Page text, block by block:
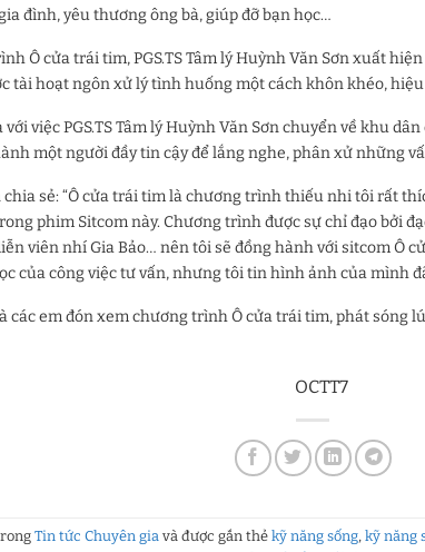
đình, yêu thương ông bà, giúp đỡ bạn học…
Ô cửa trái tim, PGS.TS Tâm lý Huỳnh Văn Sơn xuất
tài hoạt ngôn xử lý tình huống một cách khôn khéo, hiệu
việc PGS.TS Tâm lý Huỳnh Văn Sơn chuyển về khu
một người đầy tin cậy để lắng nghe, phân xử những
chia sẻ: “Ô cửa trái tim là chương trình thiếu nhi tôi rất
phim Sitcom này. Chương trình được sự chỉ đạo bởi
viên nhí Gia Bảo… nên tôi sẽ đồng hành với sitcom Ô
của công việc tư vấn, nhưng tôi tin hình ảnh của mình
các em đón xem chương trình Ô cửa trái tim, phát sóng
Tin tức Chuyên giavà được gắn thẻ kỹ năng sống, kỹ năng